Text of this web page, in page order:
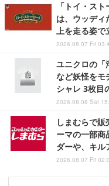
「トイ・ス
は、ウッディ
上を走る姿で
2026.08.07 Fri
ユニクロの「
など妖怪をモ
シャレ 3枚目
2026.08.08 Sat
しまむらで
ーマの一部商
ダーや、キル
2026.08.07 Fri